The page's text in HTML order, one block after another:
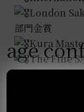
London
部門金賞
Kura
The Fine
具有淡花香及梨
的純米大吟釀
大吟釀的芳香
age